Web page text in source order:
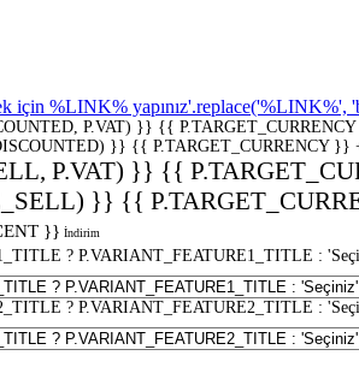
için %LINK%
P.VAT) }} {{
}} {{ P.TARGET_CURRENCY }}
P.VAT) }} {{
}} {{
}} İndirim
? P.VARIANT_FEATURE1_TITLE :
? P.VARIANT_FEATURE2_TITLE :